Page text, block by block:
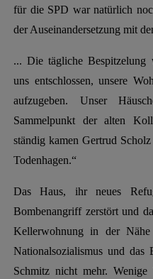
für die SPD war natürlich
der Auseinandersetzung mit
... Die tägliche Bespitzelung
uns entschlossen, unsere
aufzugeben. Unser
Sammelpunkt der alten
ständig kamen Gertrud
Todenhagen.“
Das Haus, ihr neues
Bombenangriff zerstört und
Kellerwohnung in der
Nationalsozialismus und das
Schmitz nicht mehr.